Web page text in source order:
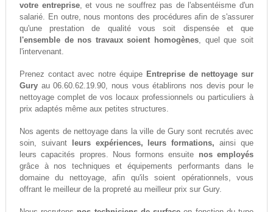
votre entreprise, et vous ne souffrez pas de l'absentéisme d'un
salarié. En outre, nous montons des procédures afin de s'assurer
qu'une prestation de qualité vous soit dispensée et que
l'ensemble de nos travaux soient homogènes, quel que soit
l'intervenant.
Prenez contact avec notre équipe Entreprise de nettoyage sur
Guryau 06.60.62.19.90, nous vous établirons nos devis pour le
nettoyage complet de vos locaux professionnels ou particuliers à
prix adaptés même aux petites structures.
Nos agents de nettoyage dans la ville de Gury sont recrutés avec
soin, suivant
leurs expériences, leurs formations, ainsi que
leurs capacités propres. Nous formons ensuite nos employés
grâce à nos techniques et équipements performants dans le
domaine du nettoyage, afin qu'ils soient opérationnels, vous
offrant le meilleur de la propreté au meilleur prix sur Gury.